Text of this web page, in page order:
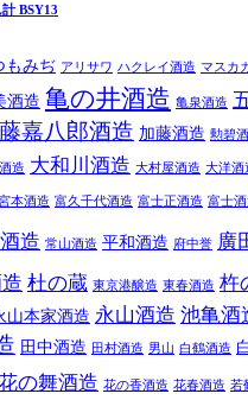
BSY13
もみぢ アリサワ ハクレイ酒造 マスカ
酒造 亀の井酒造 亀泉酒造
嘉八郎酒造 加藤酒造 勲碧
造 大和川酒造 大村屋酒造 大洋酒
本酒造 富久千代酒造 富士正酒造 富士酒
造 常山酒造 平和酒造 府中誉 廣
杜の蔵 東京港醸造 東春酒造 杵
山本家酒造 永山酒造 池亀酒
田中酒造 田村酒造 男山 白鶴酒造
の舞酒造 花の香酒造 花春酒造 若